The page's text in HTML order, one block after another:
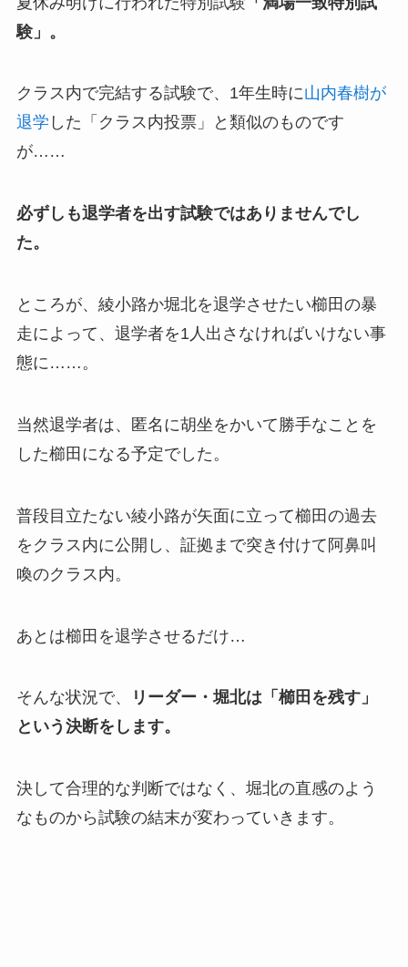
験」。
クラス内で完結する試験で、1年生時に山内春樹が
退学 した「クラス内投票」と類似のものです
が……
必ずしも退学者を出す試験ではありませんでし
た。
ところが、綾小路か堀北を退学させたい櫛田の暴
走によって、退学者を1人出さなければいけない事
態に……。
当然退学者は、匿名に胡坐をかいて勝手なことを
した櫛田になる予定でした。
普段目立たない綾小路が矢面に立って櫛田の過去
をクラス内に公開し、証拠まで突き付けて阿鼻叫
喚のクラス内。
あとは櫛田を退学させるだけ…
そんな状況で、
リーダー・堀北は「櫛田を残す」
という決断をします。
決して合理的な判断ではなく、堀北の直感のよう
なものから試験の結末が変わっていきます。